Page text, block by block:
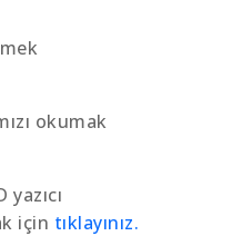
okumak
için tıklayınız.